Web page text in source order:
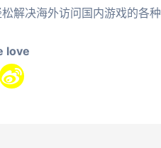
解决海外访问国内游戏的各
love